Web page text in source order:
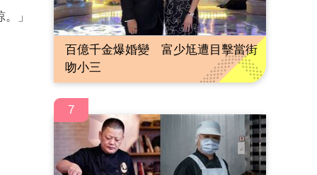
」
百億千金爆婚變 富少尪遭目擊當街
吻小三
7